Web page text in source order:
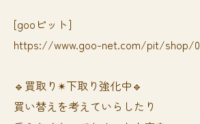
[gooピット]
https://www.goo-net.com/pit/shop/
🔹買取り✴︎下取り強化中🔹
買い替えを考えていらしたり